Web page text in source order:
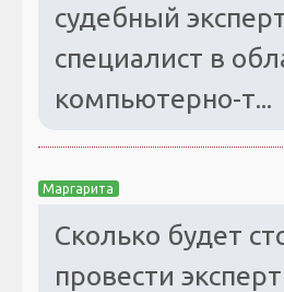
судебный
специалист в
компьютерно-т...
Маргарита
Сколько будет
провести